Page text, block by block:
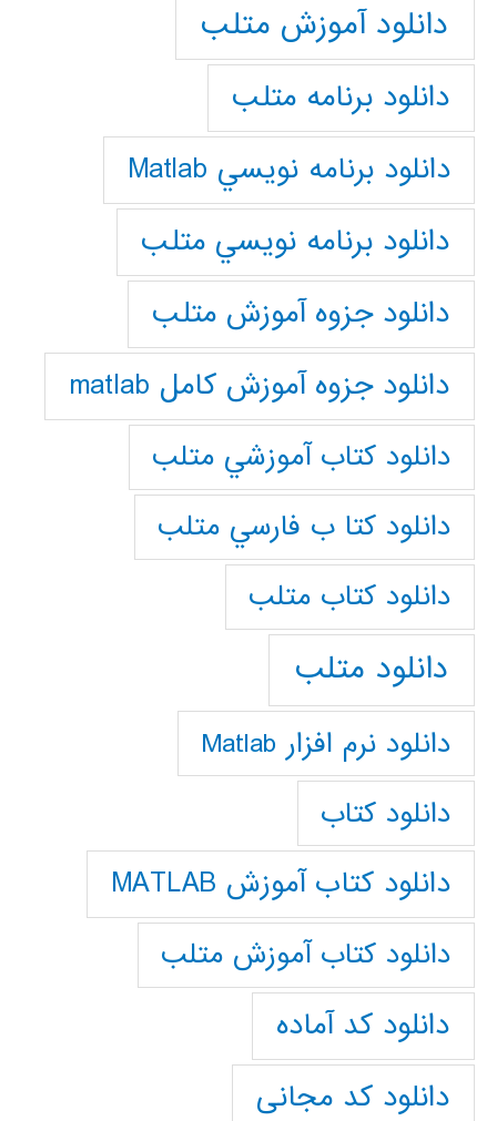
دانلود آموزش متلب
دانلود برنامه متلب
دانلود برنامه نويسي Matlab
دانلود برنامه نويسي متلب
دانلود جزوه آموزش متلب
دانلود جزوه آموزش کامل matlab
دانلود كتاب آموزشي متلب
دانلود كتا ب فارسي متلب
دانلود كتاب متلب
دانلود متلب
دانلود نرم افزار Matlab
دانلود کتاب
دانلود کتاب آموزش MATLAB
دانلود کتاب آموزش متلب
دانلود کد آماده
دانلود کد مجانی